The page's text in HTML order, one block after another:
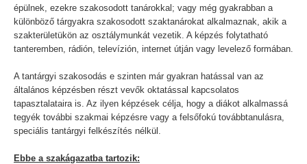
IRODÁK
épülnek, ezekre szakosodott tanárokkal; vagy még gyakrabban a
különböző tárgyakra szakosodott szaktanárokat alkalmaznak, akik a
szakterületükön az osztálymunkát vezetik. A képzés folytatható
tanteremben, rádión, televízión, internet útján vagy levelező formában.
A tantárgyi szakosodás e szinten már gyakran hatással van az
általános képzésben részt vevők oktatással kapcsolatos
tapasztalataira is. Az ilyen képzések célja, hogy a diákot alkalmassá
tegyék további szakmai képzésre vagy a felsőfokú továbbtanulásra,
speciális tantárgyi felkészítés nélkül.
Ebbe a szakágazatba tartozik: